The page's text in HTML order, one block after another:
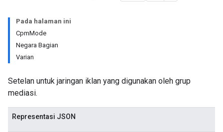
Pada halaman ini
CpmMode
Negara Bagian
Varian
Setelan untuk jaringan iklan yang digunakan oleh grup
mediasi.
Representasi JSON